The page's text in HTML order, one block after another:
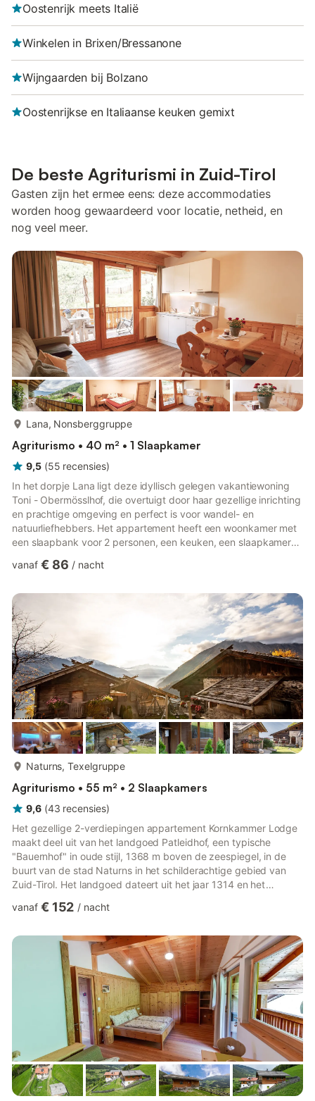
Oostenrijk meets Italië
Winkelen in Brixen/Bressanone
Wijngaarden bij Bolzano
Oostenrijkse en Italiaanse keuken gemixt
De beste Agriturismi in Zuid-Tirol
Gasten zijn het ermee eens: deze accommodaties
worden hoog gewaardeerd voor locatie, netheid, en
nog veel meer.
Lana, Nonsberggruppe
Agriturismo • 40 m² • 1 Slaapkamer
9,5 (55 recensies)
In het dorpje Lana ligt deze idyllisch gelegen vakantiewoning
Toni - Obermösslhof, die overtuigt door haar gezellige inrichting
en prachtige omgeving en perfect is voor wandel- en
natuurliefhebbers. Het appartement heeft een woonkamer met
een slaapbank voor 2 personen, een keuken, een slaapkamer
voorzieningen zijn Wi-Fi, een tv en een kinderbedje. Begin je
een heerlijke maaltijd op de barbecue die je deelt met de
andere gasten. Op verzoek en tegen een toeslag kan het
pand...
vanaf € 86 / nacht
Naturns, Texelgruppe
Agriturismo • 55 m² • 2 Slaapkamers
9,6 (43 recensies)
Het gezellige 2-verdiepingen appartement Kornkammer Lodge
maakt deel uit van het landgoed Patleidhof, een typische
"Bauernhof" in oude stijl, 1368 m boven de zeespiegel, in de
buurt van de stad Naturns in het schilderachtige gebied van
Zuid-Tirol. Het landgoed dateert uit het jaar 1314 en het
appartement, dat kan worden bereikt na een vrij steile
uit een woonkamer, een goed uitgeruste keuken met een
vaatwasser, 2 slaapkamers en een badkamer en is daarom
geschikt voor 4 perso...
vanaf € 152 / nacht